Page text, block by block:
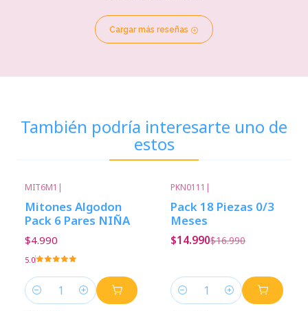
Cargar más reseñas
También podría interesarte uno de
estos
MIT6M1 |
Mitones Algodon
Pack 6 Pares NIÑA
$4.990
5.0
Cantidad
PKN0111 |
Pack 18 Piezas 0/3
Meses
$14.990$16.990
Cantidad